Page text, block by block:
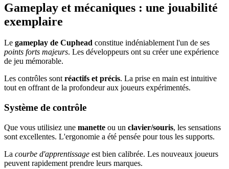
Gameplay et mécaniques : une jouabilité
exemplaire
Le gameplay de Cuphead constitue indéniablement l'un de ses
points forts majeurs. Les développeurs ont su créer une expérience
de jeu mémorable.
Les contrôles sontréactifs et précis. La prise en main est intuitive
tout en offrant de la profondeur aux joueurs expérimentés.
Système de contrôle
Que vous utilisiez une manette ou un clavier/souris, les sensations
sont excellentes. L'ergonomie a été pensée pour tous les supports.
La courbe d'apprentissage est bien calibrée. Les nouveaux joueurs
peuvent rapidement prendre leurs marques.